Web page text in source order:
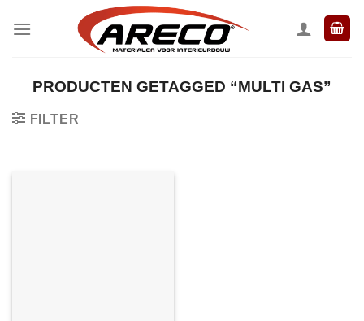
naar
PRODUCTEN GETAGGED “MULTI GAS”
FILTER